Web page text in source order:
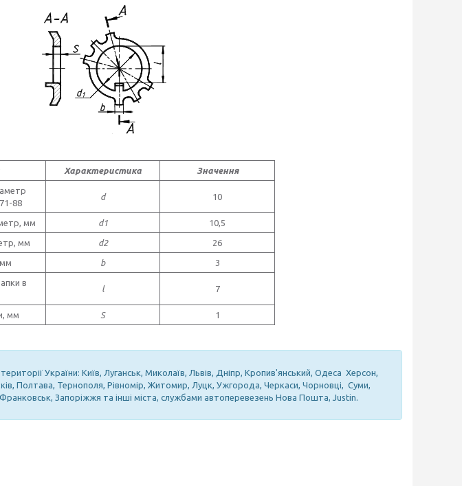
Характеристика Значення
88
d 10
мм d1 10,5
мм d2 26
b 3
в
l 7
мм S 1
України: Київ, Луганськ, Миколаїв, Львів, Дніпр, Кропив'янський, Одеса Херсон,
Полтава, Тернополя, Рівномір, Житомир, Луцк, Ужгорода, Черкаси, Чорновці, Суми,
Запоріжжя та інші міста, службами автоперевезень Нова Пошта, Justin.